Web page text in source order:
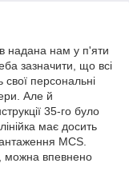
надана нам у п'яти
зазначити, що всі
персональні
Але й
35-го було
має досить
MCS.
можна впевнено